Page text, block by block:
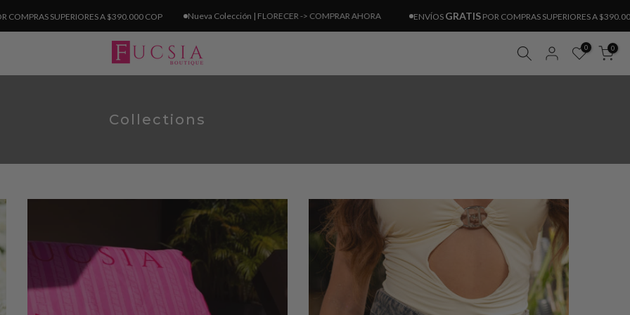
SUPERIORES A $390.000 COP Nueva Colección | FLORECER ->COMPRAR AHORA ENVÍOSGRATISPOR COMPRAS SUPERIORES A $390.000 COP
0 0
Collections